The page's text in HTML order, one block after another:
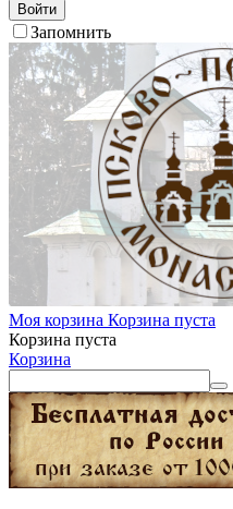
Войти
Запомнить
Моя корзина Корзина пуста
Корзина пуста
Корзина